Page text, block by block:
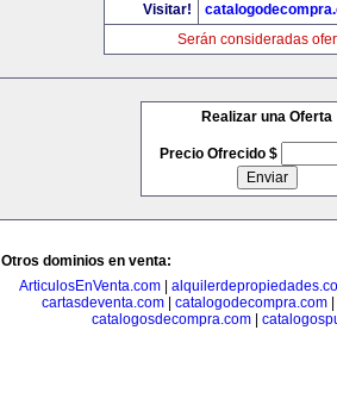
Visitar!
Serán consideradas
Realizar una Oferta
Precio Ofrecido $
Otros dominios en venta:
ArticulosEnVenta.com
cartasdeventa.com
catalogodecompra.com
catalogosdecompra.com